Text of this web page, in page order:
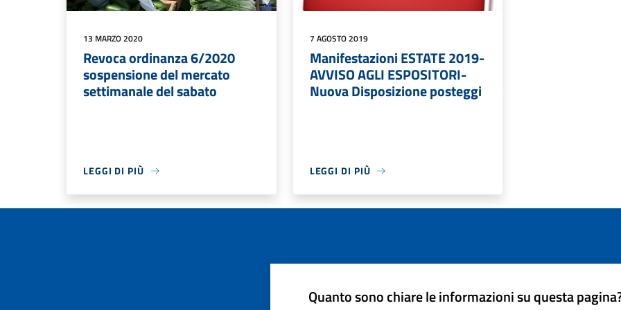
13 MARZO 2020
Revoca ordinanza 6/2020
sospensione del mercato
settimanale del sabato
LEGGI DI PIÙ
7 AGOSTO 2019
Manifestazioni ESTATE 2019-
AVVISO AGLI ESPOSITORI-
Nuova Disposizione posteggi
LEGGI DI PIÙ
Quanto sono chiare le informazioni su questa